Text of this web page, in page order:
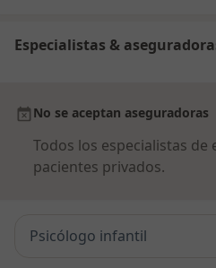
Especialistas &
No se aceptan aseguradoras
Todos los especialistas de
pacientes privados.
Psicólogo infantil